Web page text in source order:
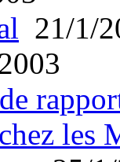
21/1/
les